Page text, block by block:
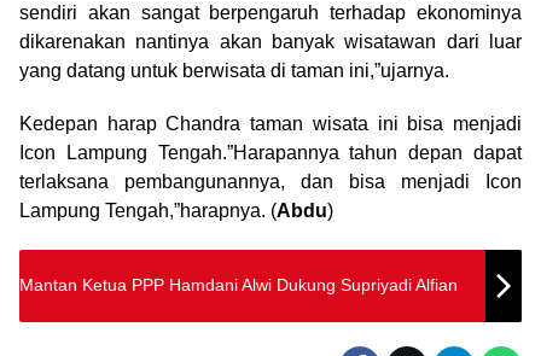
sendiri akan sangat berpengaruh terhadap ekonominya
dikarenakan nantinya akan banyak wisatawan dari luar
yang datang untuk berwisata di taman ini,”ujarnya.
Kedepan harap Chandra taman wisata ini bisa menjadi
Icon Lampung Tengah.”Harapannya tahun depan dapat
terlaksana pembangunannya, dan bisa menjadi Icon
Lampung Tengah,”harapnya. (Abdu)
Mantan Ketua PPP Hamdani Alwi Dukung Supriyadi Alfian